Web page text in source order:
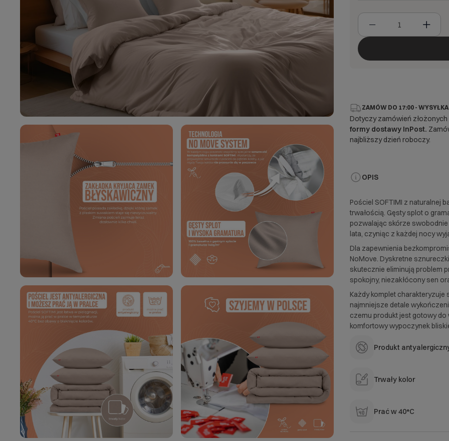
ZAMÓW DO 17:00 -
Dotyczy zamówień
formy dostawy InPost.
najbliższy dzień roboczy.
OPIS
Pościel SOFTIMI z naturalnej
trwałością. Gęsty splot o
pozwalając skórze swobodnie
lata, czyniąc z każdej nocy
Dla zapewnienia
NoMove. Dyskretne
skutecznie eliminują problem
spokojny, niezakłócony sen
Każdy komplet
najmniejsze detale
czemu produkt jest gotowy
komfortowy wypoczynek
Produkt
Trwały kolor
Prać w 40°C